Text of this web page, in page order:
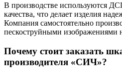
В производстве используются
качества, что делает изделия
Компания самостоятельно
пескоструйными изображениями
Почему стоит заказать
производителя «СИЧ»?